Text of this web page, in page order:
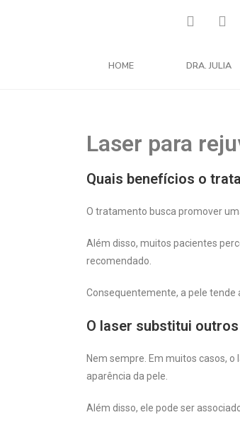
HOME DRA. JULIA
Laser para
Quais benefícios o
O tratamento busca promover
Além disso, muitos pacientes
recomendado.
Consequentemente, a pele tende
O laser substitui
Nem sempre. Em muitos casos,
aparência da pele.
Além disso, ele pode ser